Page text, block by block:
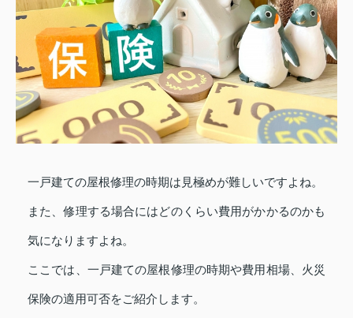
一戸建ての屋根修理の時期は見極めが難しいですよね。
また、修理する場合にはどのくらい費用がかかるのかも
気になりますよね。
ここでは、一戸建ての屋根修理の時期や費用相場、火災
保険の適用可否をご紹介します。